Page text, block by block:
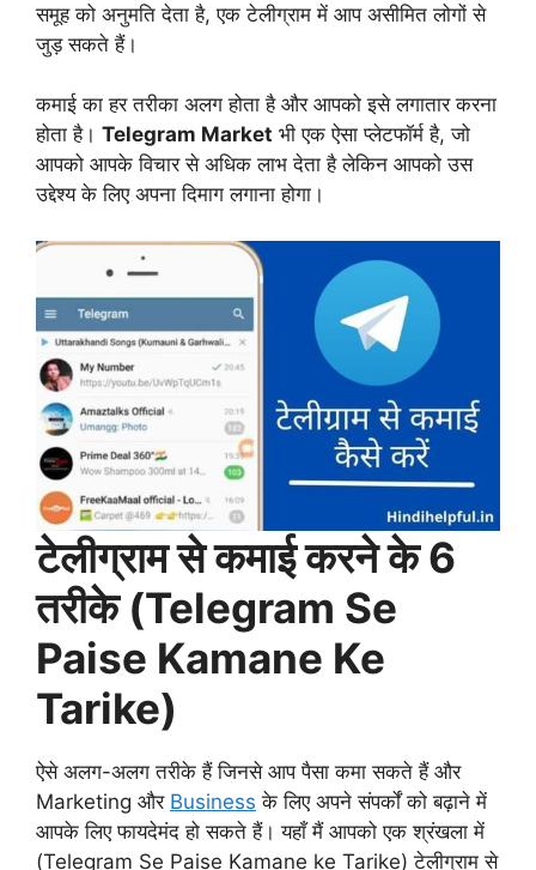
समूह को अनुमति देता है, एक टेलीग्राम में आप असीमित लोगों से
जुड़ सकते हैं।
कमाई का हर तरीका अलग होता है और आपको इसे लगातार करना
होता है। Telegram Market भी एक ऐसा प्लेटफॉर्म है, जो
आपको आपके विचार से अधिक लाभ देता है लेकिन आपको उस
उद्देश्य के लिए अपना दिमाग लगाना होगा।
टेलीग्राम से कमाई करने के 6
तरीके (Telegram Se
Paise Kamane Ke
Tarike)
ऐसे अलग-अलग तरीके हैं जिनसे आप पैसा कमा सकते हैं और
Marketing और Business के लिए अपने संपर्कों को बढ़ाने में
आपके लिए फायदेमंद हो सकते हैं। यहाँ मैं आपको एक श्रंखला में
(Telegram Se Paise Kamane ke Tarike) टेलीग्राम से